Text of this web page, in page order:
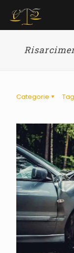
Categorie